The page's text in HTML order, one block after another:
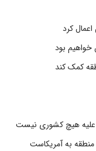
کرد
بود
کمک کند
علیه هیچ کشوری نیست
منطقه به آمریکاست